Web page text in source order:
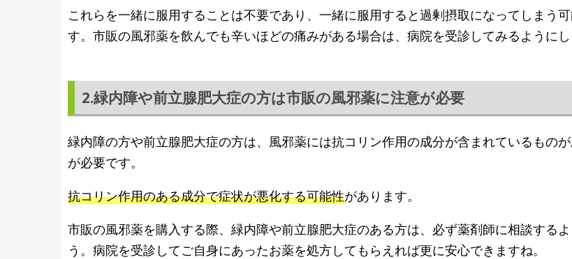
これらを一緒に服用することは不要であり、一緒に服用すると過剰摂取になってしまう
す。市販の風邪薬を飲んでも辛いほどの痛みがある場合は、病院を受診してみるようにし
2.緑内障や前立腺肥大症の方は市販の風邪薬に注意が必要
緑内障の方や前立腺肥大症の方は、風邪薬には抗コリン作用の成分が含まれているもの
が必要です。
抗コリン作用のある成分で症状が悪化する可能性があります。
市販の風邪薬を購入する際、緑内障や前立腺肥大症のある方は、必ず薬剤師に相談する
う。病院を受診してご自身にあったお薬を処方してもらえれば更に安心できますね。